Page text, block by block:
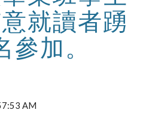
就讀者踴
參加。
AM